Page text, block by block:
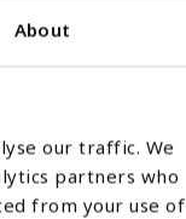
About
our traffic. We
partners who
from your use of
20062007200820092010201120122013 2014